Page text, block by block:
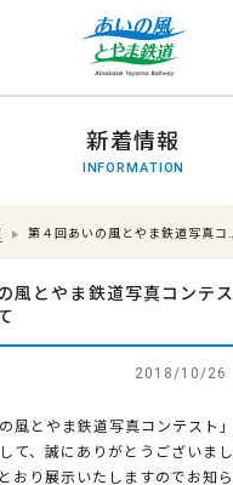
情報 列車の遅れ情報等
新着情報
INFORMATION
第４回あいの風とやま鉄道写真コ…
風とやま鉄道写真コンテ
2018/10/26
の風とやま鉄道写真コンテスト
て、誠にありがとうございま
おり展示いたしますのでお知ら